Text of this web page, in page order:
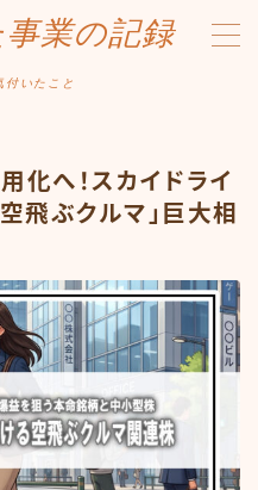
業の記録
付いたこと
化へ！スカイドライ
飛ぶクルマ」巨大相